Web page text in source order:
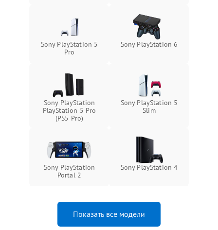
Sony PlayStation 5
Pro
Sony PlayStation 6
Sony PlayStation
PlayStation 5 Pro
(PS5 Pro)
Sony PlayStation 5
Slim
Sony PlayStation
Portal 2
Sony PlayStation 4
Показать все модели